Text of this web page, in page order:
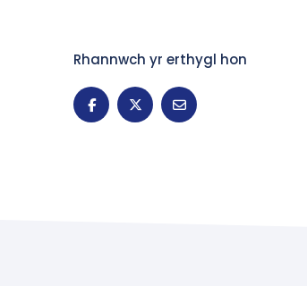
Rhannwch yr erthygl hon